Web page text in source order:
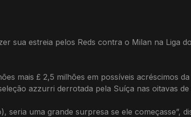
sua estreia pelos Reds contra o Milan na Liga
mais £ 2,5 milhões em possíveis acréscimos
azzurri derrotada pela Suíça nas oitavas
seria uma grande surpresa se ele começasse”,